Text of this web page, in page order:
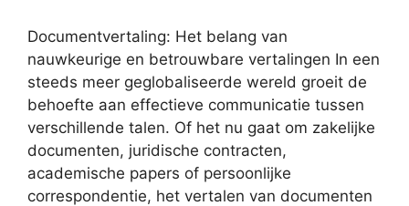
Documentvertaling: Het belang van
nauwkeurige en betrouwbare vertalingen In een
steeds meer geglobaliseerde wereld groeit de
behoefte aan effectieve communicatie tussen
verschillende talen. Of het nu gaat om zakelijke
documenten, juridische contracten,
academische papers of persoonlijke
correspondentie, het vertalen van documenten